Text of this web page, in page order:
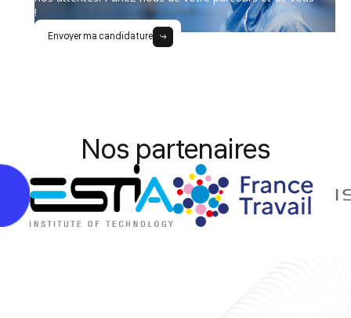
!
Envoyer ma candidature
Nos partenaires